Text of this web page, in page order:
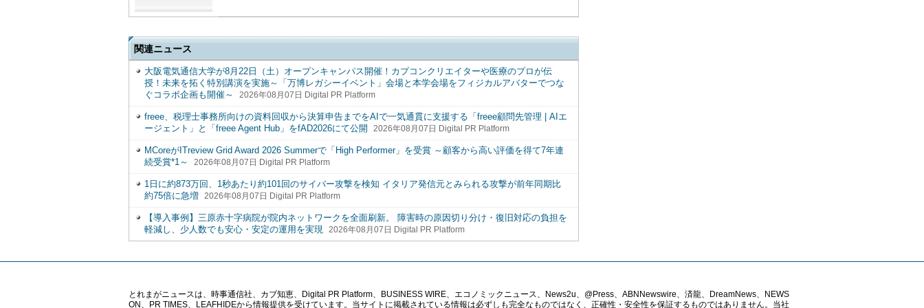
関連ニュース
大阪電気通信大学が8月22日（土）オープンキャンパス開催！カプコンクリエイターや医療のプロが伝
授！未来を拓く特別講演を実施～「万博レガシーイベント」会場と本学会場をフィジカルアバターでつな
ぐコラボ企画も開催～
2026年08月07日 Digital PR Platform
freee、税理士事務所向けの資料回収から決算申告までをAIで一気通貫に支援する「freee顧問先管理 | AIエ
ージェント」と「freee Agent Hub」をfAD2026にて公開
2026年08月07日 Digital PR Platform
MCoreがITreview Grid Award 2026 Summerで「High Performer」を受賞 ～顧客から高い評価を得て7年連
続受賞*1～
2026年08月07日 Digital PR Platform
1日に約873万回、1秒あたり約101回のサイバー攻撃を検知 イタリア発信元とみられる攻撃が前年同期比
約75倍に急増
2026年08月07日 Digital PR Platform
【導入事例】三原赤十字病院が院内ネットワークを全面刷新。 障害時の原因切り分け・復旧対応の負担を
軽減し、少人数でも安心・安定の運用を実現
2026年08月07日 Digital PR Platform
とれまがニュースは、時事通信社、カブ知恵、Digital PR Platform、BUSINESS WIRE、エコノミックニュース、News2u、@Press、ABNNewswire、済龍、DreamNews、NEWS
ON、PR TIMES、LEAFHIDEから情報提供を受けています。当サイトに掲載されている情報は必ずしも完全なものではなく、正確性・安全性を保証するものではありません。当社